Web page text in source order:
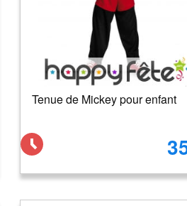
Tenue de Mickey pour enfant